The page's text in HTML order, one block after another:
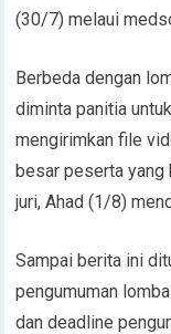
(30/7) melaui
Berbeda dengan
diminta panitia
mengirimkan file
besar peserta yang
juri, Ahad (1/8)
Sampai berita ini
pengumuman
dan deadline